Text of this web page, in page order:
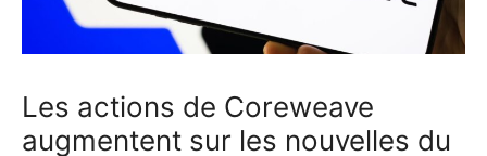
Les actions de Coreweave
augmentent sur les nouvelles du